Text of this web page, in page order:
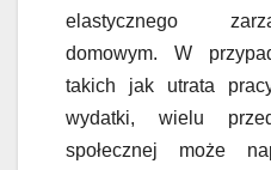
elastycznego
domowym. W
takich jak utrata
wydatki, wielu
społecznej może